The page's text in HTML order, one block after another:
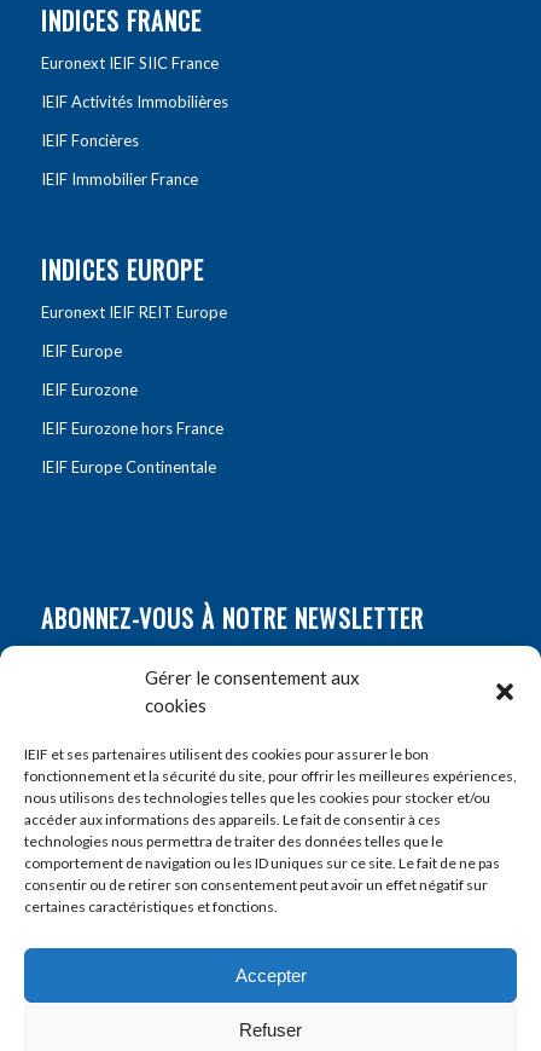
Gérer le consentement aux
cookies
IEIF et ses partenaires utilisent des cookies pour assurer le bon
fonctionnement et la sécurité du site, pour offrir les meilleures expériences,
nous utilisons des technologies telles que les cookies pour stocker et/ou
accéder aux informations des appareils. Le fait de consentir à ces
technologies nous permettra de traiter des données telles que le
comportement de navigation ou les ID uniques sur ce site. Le fait de ne pas
consentir ou de retirer son consentement peut avoir un effet négatif sur
certaines caractéristiques et fonctions.
Accepter
Refuser
INDICES FRANCE
Euronext IEIF SIIC France
IEIF Activités Immobilières
IEIF Foncières
IEIF Immobilier France
INDICES EUROPE
Euronext IEIF REIT Europe
IEIF Europe
IEIF Eurozone
IEIF Eurozone hors France
IEIF Europe Continentale
ABONNEZ-VOUS À NOTRE NEWSLETTER
Prénom*
E-mail*